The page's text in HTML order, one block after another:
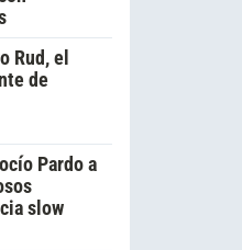
Rud, el
de
Pardo a
slow